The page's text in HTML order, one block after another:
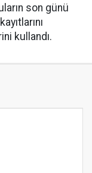
son günü
kullandı.